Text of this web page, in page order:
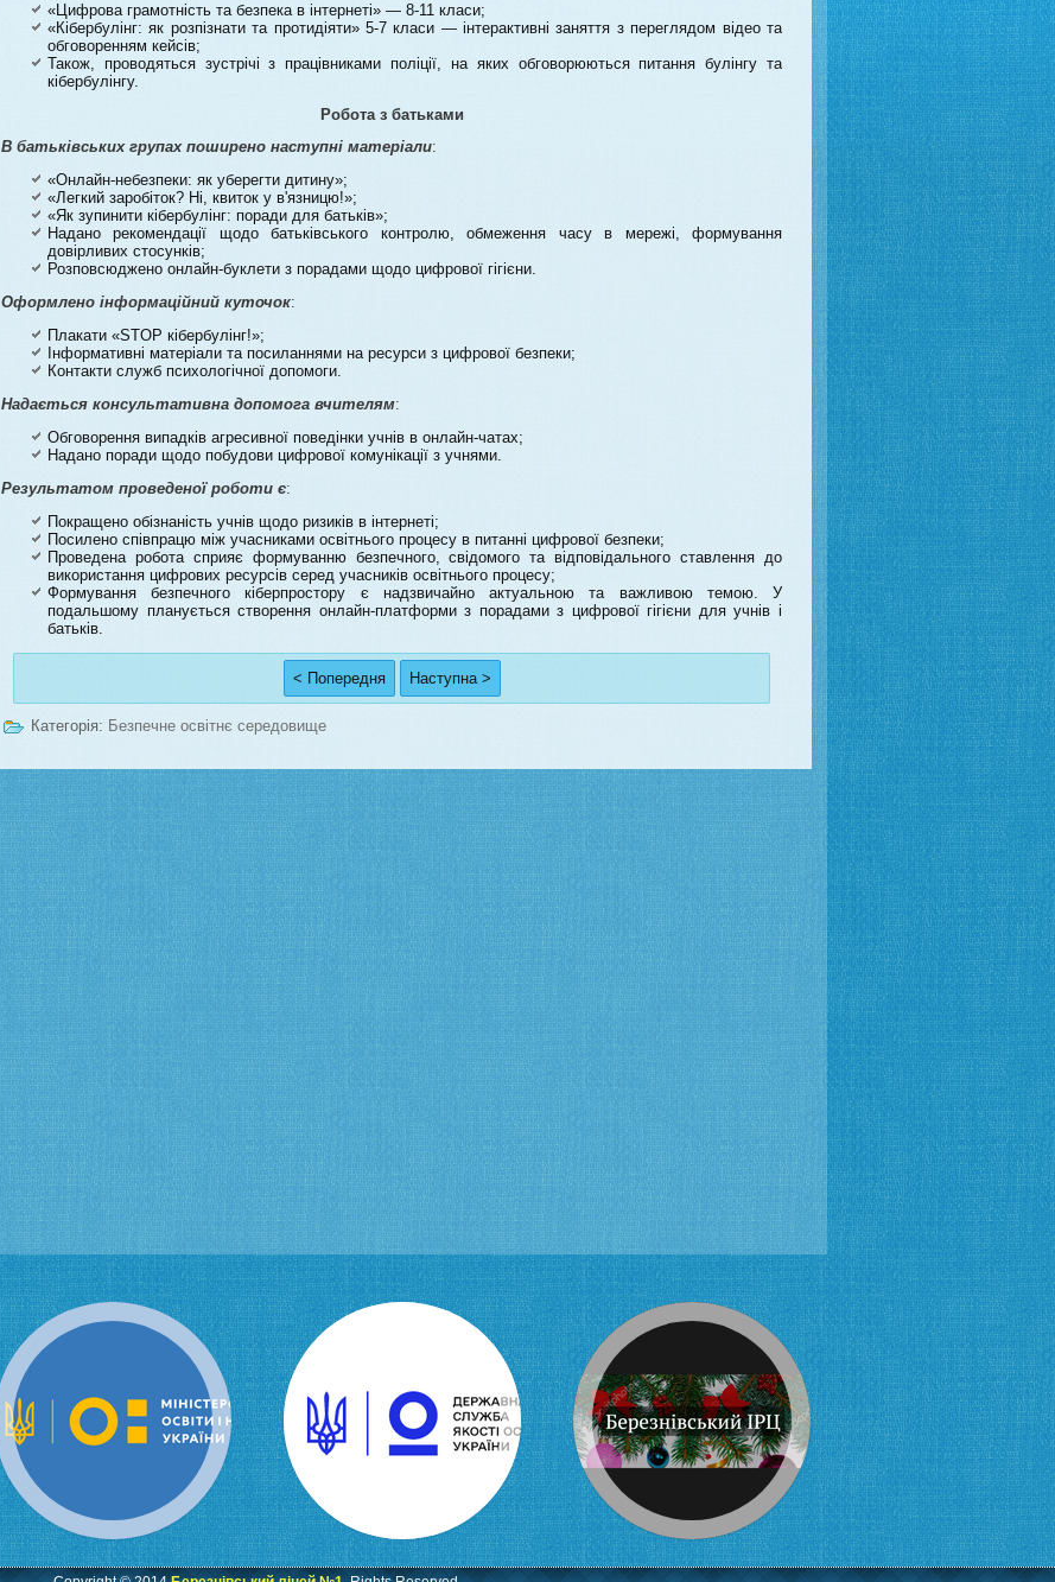
«Цифрова грамотність та безпека в інтернеті» — 8-11 класи;
«Кібербулінг: як розпізнати та протидіяти» 5-7 класи — інтерактивні заняття з переглядом відео та
обговоренням кейсів;
Також, проводяться зустрічі з працівниками поліції, на яких обговорюються питання булінгу та
кібербулінгу.
Робота з батьками
В батьківських групах поширено наступні матеріали:
«Онлайн-небезпеки: як уберегти дитину»;
«Легкий заробіток? Ні, квиток у в'язницю!»;
«Як зупинити кібербулінг: поради для батьків»;
Надано рекомендації щодо батьківського контролю, обмеження часу в мережі, формування
довірливих стосунків;
Розповсюджено онлайн-буклети з порадами щодо цифрової гігієни.
Оформлено інформаційний куточок:
Плакати «STOP кібербулінг!»;
Інформативні матеріали та посиланнями на ресурси з цифрової безпеки;
Контакти служб психологічної допомоги.
Надається консультативна допомога вчителям:
Обговорення випадків агресивної поведінки учнів в онлайн-чатах;
Надано поради щодо побудови цифрової комунікації з учнями.
Результатом проведеної роботи є:
Покращено обізнаність учнів щодо ризиків в інтернеті;
Посилено співпрацю між учасниками освітнього процесу в питанні цифрової безпеки;
Проведена робота сприяє формуванню безпечного, свідомого та відповідального ставлення до
використання цифрових ресурсів серед учасників освітнього процесу;
Формування безпечного кіберпростору є надзвичайно актуальною та важливою темою. У
подальшому планується створення онлайн-платформи з порадами з цифрової гігієни для учнів і
батьків.
< Попередня Наступна >
Категорія: Безпечне освітнє середовище